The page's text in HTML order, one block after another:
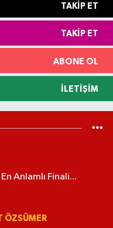
TAKIP ET
TAKIP ET
ABONE OL
İLETIŞIM
Anlamlı Finali...
ÖZSÜMER